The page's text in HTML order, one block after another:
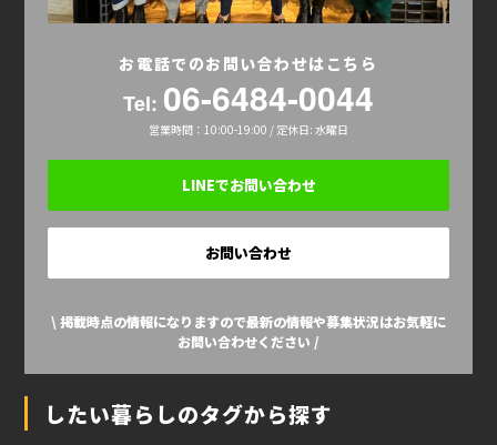
お電話でのお問い合わせはこちら
Tel: 06-6484-0044
営業時間：10:00-19:00 / 定休日: 水曜日
LINEでお問い合わせ
お問い合わせ
\ 掲載時点の情報になりますので最新の情報や募集状況はお気軽に
お問い合わせください /
したい暮らしのタグから探す